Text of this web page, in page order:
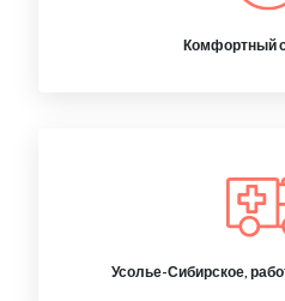
Комфортный
Усолье-Сибирское,